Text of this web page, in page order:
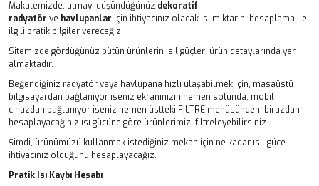
Makalemizde, almayı düşündüğünüz dekoratif
radyatör ve havlupanlar için ihtiyacınız olacak Isı miktarını hesaplama ile
ilgili pratik bilgiler vereceğiz.
Sitemizde gördüğünüz bütün ürünlerin ısıl güçleri ürün detaylarında yer
almaktadır.
Beğendiğiniz radyatör veya havlupana hızlı ulaşabilmek için, masaüstü
bilgisayardan bağlanıyor iseniz ekranınızın hemen solunda, mobil
cihazdan bağlanıyor iseniz hemen üstteki FİLTRE menüsünden, birazdan
hesaplayacağınız ısı gücüne göre ürünlerimizi filtreleyebilirsiniz.
Şimdi, ürünümüzü kullanmak istediğiniz mekan için ne kadar ısıl güce
ihtiyacınız olduğunu hesaplayacağız.
Pratik Isı Kaybı Hesabı